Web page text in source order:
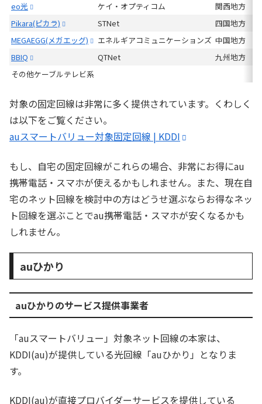
eo光
ケイ・オプティコム
関西地方
Pikara(ピカラ)
STNet
四国地方
MEGAEGG(メガエッグ)
エネルギアコミュニケーションズ 中国地方
BBIQ
QTNet
九州地方
その他ケーブルテレビ系
対象の固定回線は非常に多く提供されています。くわしく
は以下をご覧ください。
auスマートバリュー対象固定回線 | KDDI
もし、自宅の固定回線がこれらの場合、非常にお得にau
携帯電話・スマホが使えるかもしれません。また、現在自
宅のネット回線を検討中の方はどうせ選ぶならお得なネッ
ト回線を選ぶことでau携帯電話・スマホが安くなるかも
しれません。
auひかり
auひかりのサービス提供事業者
「auスマートバリュー」対象ネット回線の本家は、
KDDI(au)が提供している光回線「auひかり」となりま
す。
KDDI(au)が直接プロバイダーサービスを提供している